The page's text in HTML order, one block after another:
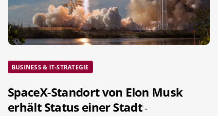
BUSINESS & IT-STRATEGIE
SpaceX-Standort von Elon Musk
erhält Status einer Stadt-